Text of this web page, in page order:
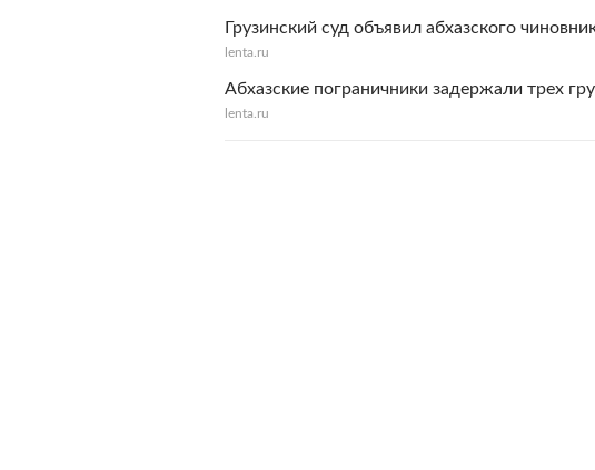
Грузинский суд объявил абхазского
lenta.ru
Абхазские пограничники задержали трех
lenta.ru